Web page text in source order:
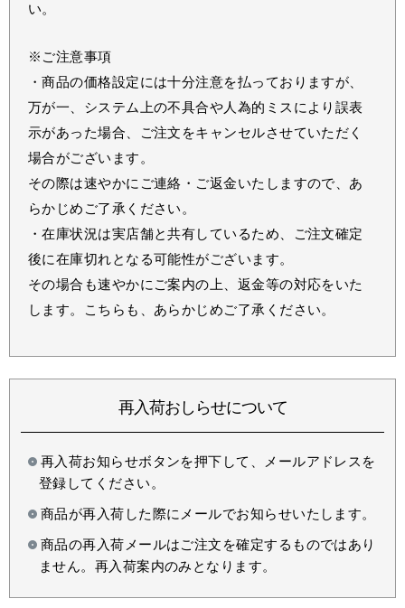
い。
※ご注意事項
・商品の価格設定には十分注意を払っておりますが、
万が一、システム上の不具合や人為的ミスにより誤表
示があった場合、ご注文をキャンセルさせていただく
場合がございます。
その際は速やかにご連絡・ご返金いたしますので、あ
らかじめご了承ください。
・在庫状況は実店舗と共有しているため、ご注文確定
後に在庫切れとなる可能性がございます。
その場合も速やかにご案内の上、返金等の対応をいた
します。こちらも、あらかじめご了承ください。
再入荷おしらせについて
再入荷お知らせボタンを押下して、メールアドレスを
登録してください。
商品が再入荷した際にメールでお知らせいたします。
商品の再入荷メールはご注文を確定するものではあり
ません。再入荷案内のみとなります。